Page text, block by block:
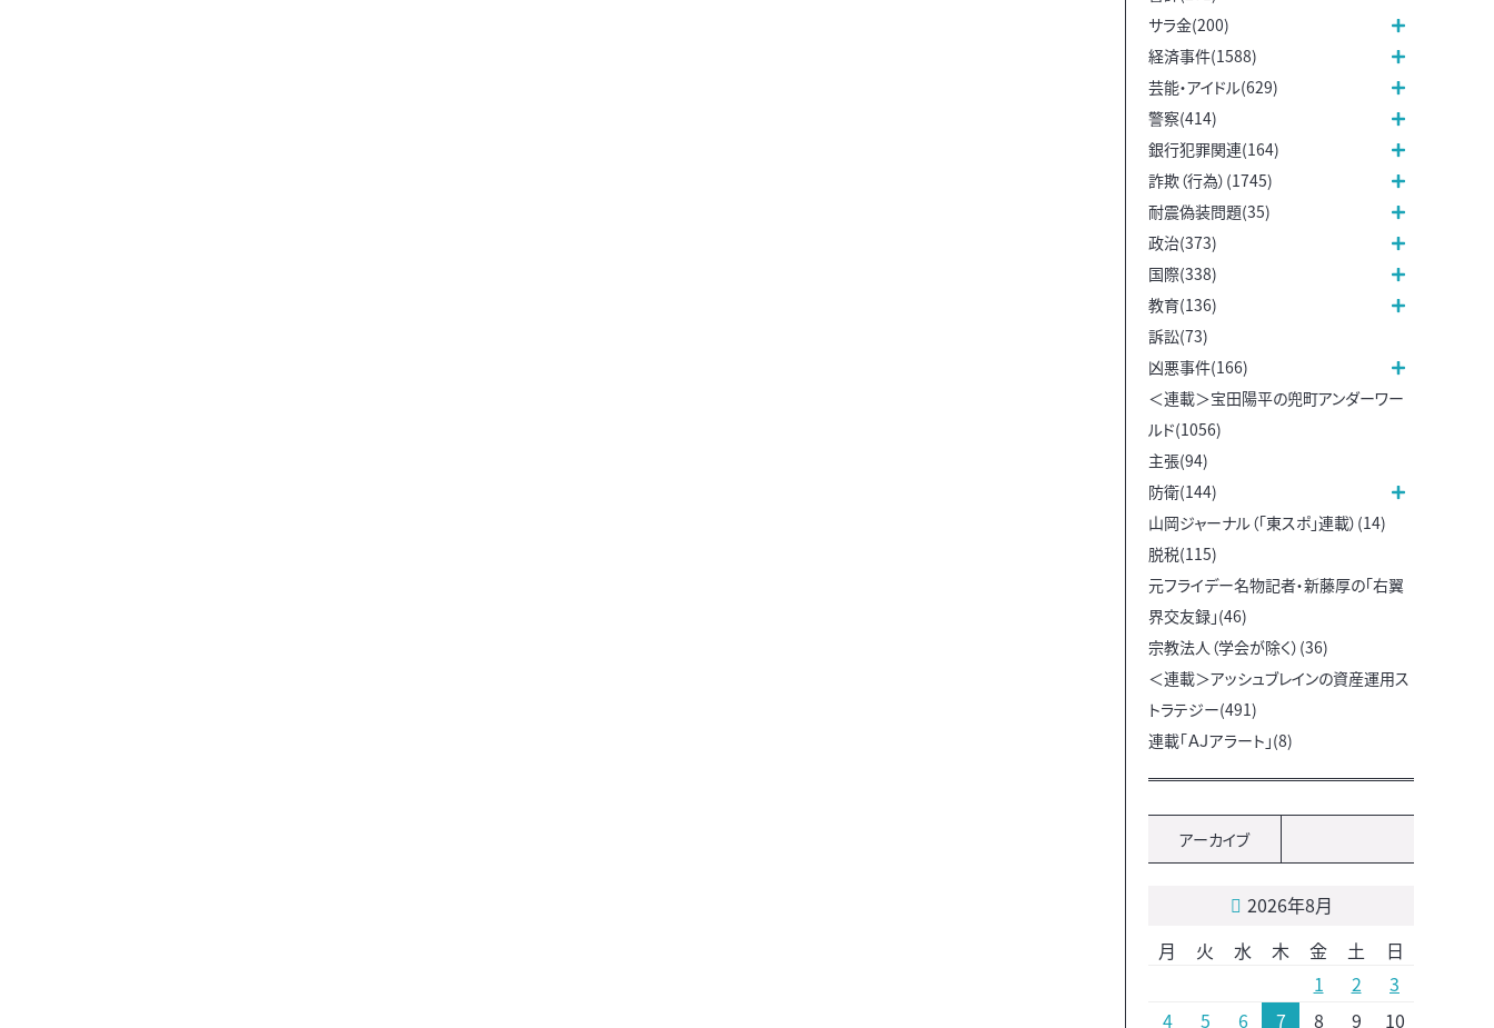
サラ金(200)
経済事件(1588)
芸能・アイドル(629)
警察(414)
銀行犯罪関連(164)
詐欺（行為）(1745)
耐震偽装問題(35)
政治(373)
国際(338)
教育(136)
訴訟(73)
凶悪事件(166)
＜連載＞宝田陽平の兜町アンダーワー
ルド(1056)
主張(94)
防衛(144)
山岡ジャーナル（「東スポ」連載）(14)
脱税(115)
元フライデー名物記者・新藤厚の「右翼
界交友録」(46)
宗教法人（学会が除く）(36)
＜連載＞アッシュブレインの資産運用ス
トラテジー(491)
連載「ＡＪアラート」(8)
アーカイブ
2026年8月
月
火 水 木 金 土
日
1
2
3
4
5 6 7 8 9 10